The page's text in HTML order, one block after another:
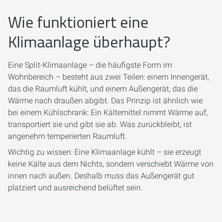
Wie funktioniert eine
Klimaanlage überhaupt?
Eine Split-Klimaanlage – die häufigste Form im
Wohnbereich – besteht aus zwei Teilen: einem Innengerät,
das die Raumluft kühlt, und einem Außengerät, das die
Wärme nach draußen abgibt. Das Prinzip ist ähnlich wie
bei einem Kühlschrank: Ein Kältemittel nimmt Wärme auf,
transportiert sie und gibt sie ab. Was zurückbleibt, ist
angenehm temperierten Raumluft.
Wichtig zu wissen: Eine Klimaanlage kühlt – sie erzeugt
keine Kälte aus dem Nichts, sondern verschiebt Wärme von
innen nach außen. Deshalb muss das Außengerät gut
platziert und ausreichend belüftet sein.